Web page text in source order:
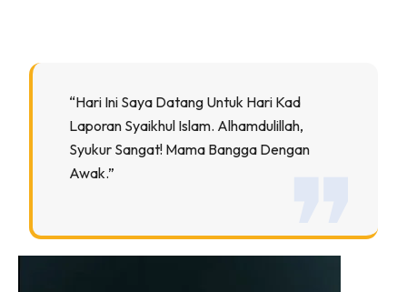
“Hari Ini Saya Datang Untuk Hari Kad
Laporan Syaikhul Islam. Alhamdulillah,
Syukur Sangat! Mama Bangga Dengan
Awak.”